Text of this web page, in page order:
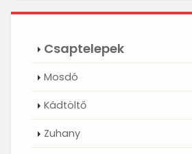
Csaptelepek
Mosdó
Kádtöltő
Zuhany